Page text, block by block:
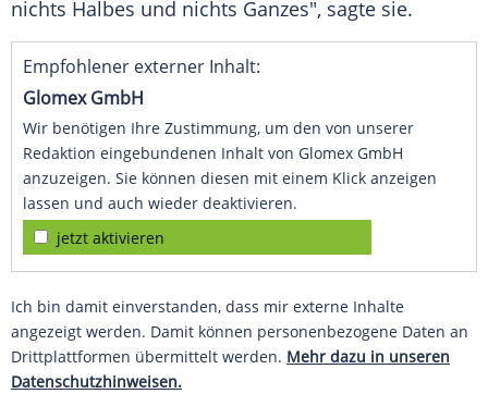
nichts Halbes und nichts Ganzes", sagte sie.
Empfohlener externer Inhalt:
Glomex GmbH
Wir benötigen Ihre Zustimmung, um den von unserer
Redaktion eingebundenen Inhalt von Glomex GmbH
anzuzeigen. Sie können diesen mit einem Klick anzeigen
lassen und auch wieder deaktivieren.
jetzt aktivieren
Ich bin damit einverstanden, dass mir externe Inhalte
angezeigt werden. Damit können personenbezogene Daten an
Drittplattformen übermittelt werden. Mehr dazu in unseren
Datenschutzhinweisen.